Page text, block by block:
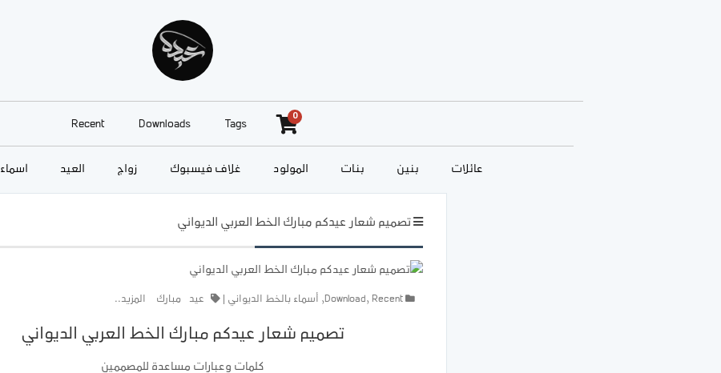
Recent Downloads Tags
0
أسماء العيد زواج غلاف فيسبوك المولود بنات بنين عائلات
تصميم شعار عيدكم مبارك الخط العربي الديواني
Download , Recent
, أسماء بالخط الديواني عيد مبارك المزيد..
تصميم شعار عيدكم مبارك الخط العربي الديواني
كلمات وعبارات مساعدة للمصممين